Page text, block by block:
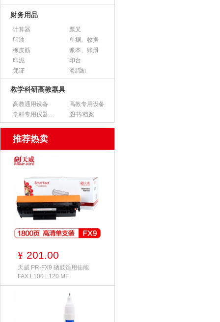
财务用品
计算器
票叉
印油
单据、收据
橡皮筋
账本、账册
印泥
印台
凭证
海绵缸
教学科研高教器具
高教通用设备
高教专用设备
学科专用仪器设备
图书/档案
推荐热卖
¥ 201.00
天威 PR-FX9 硒鼓适用佳能
FAX L100 L120 MF